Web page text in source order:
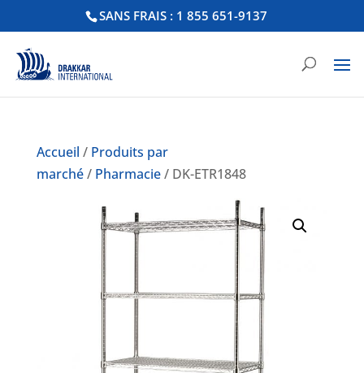
SANS FRAIS : 1 855 651-9137
Accueil / Produits par
marché/ Pharmacie/ DK-ETR1848